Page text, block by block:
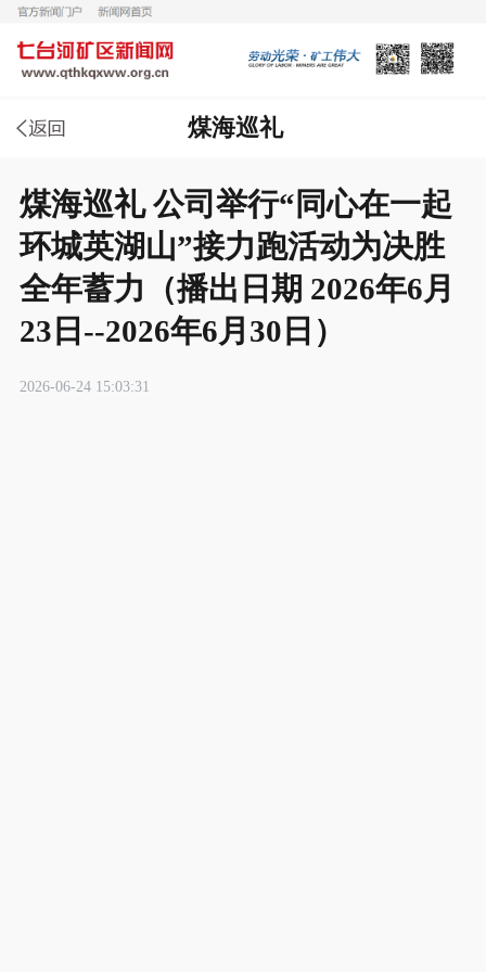
煤海巡礼
煤海巡礼 公司举行“同心在一起
环城英湖山”接力跑活动为决胜
全年蓄力（播出日期 2026年6月
23日--2026年6月30日）
2026-06-24 15:03:31